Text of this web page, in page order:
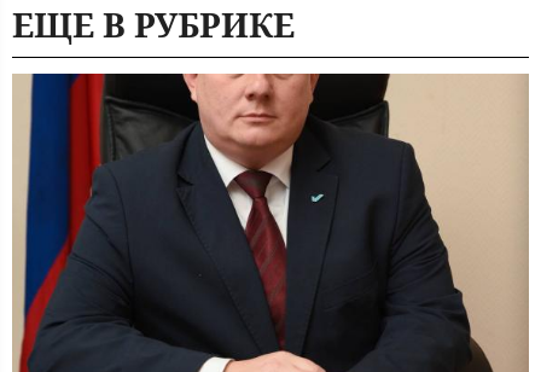
ЕЩЕ В РУБРИКЕ